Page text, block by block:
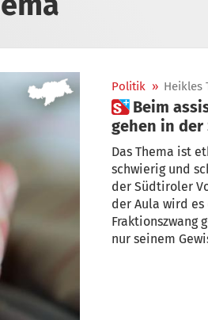
Politik » Heikles
 Beim assistierten Suizid
gehen in der
auseinander
Das Thema ist
schwierig und
der Südtiroler
der Aula wird
Fraktionszwang
nur seinem